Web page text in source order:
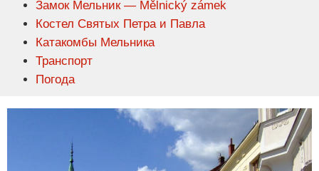
Замок Мельник — Mělnický zámek
Костел Святых Петра и Павла
Катакомбы Мельника
Транспорт
Погода